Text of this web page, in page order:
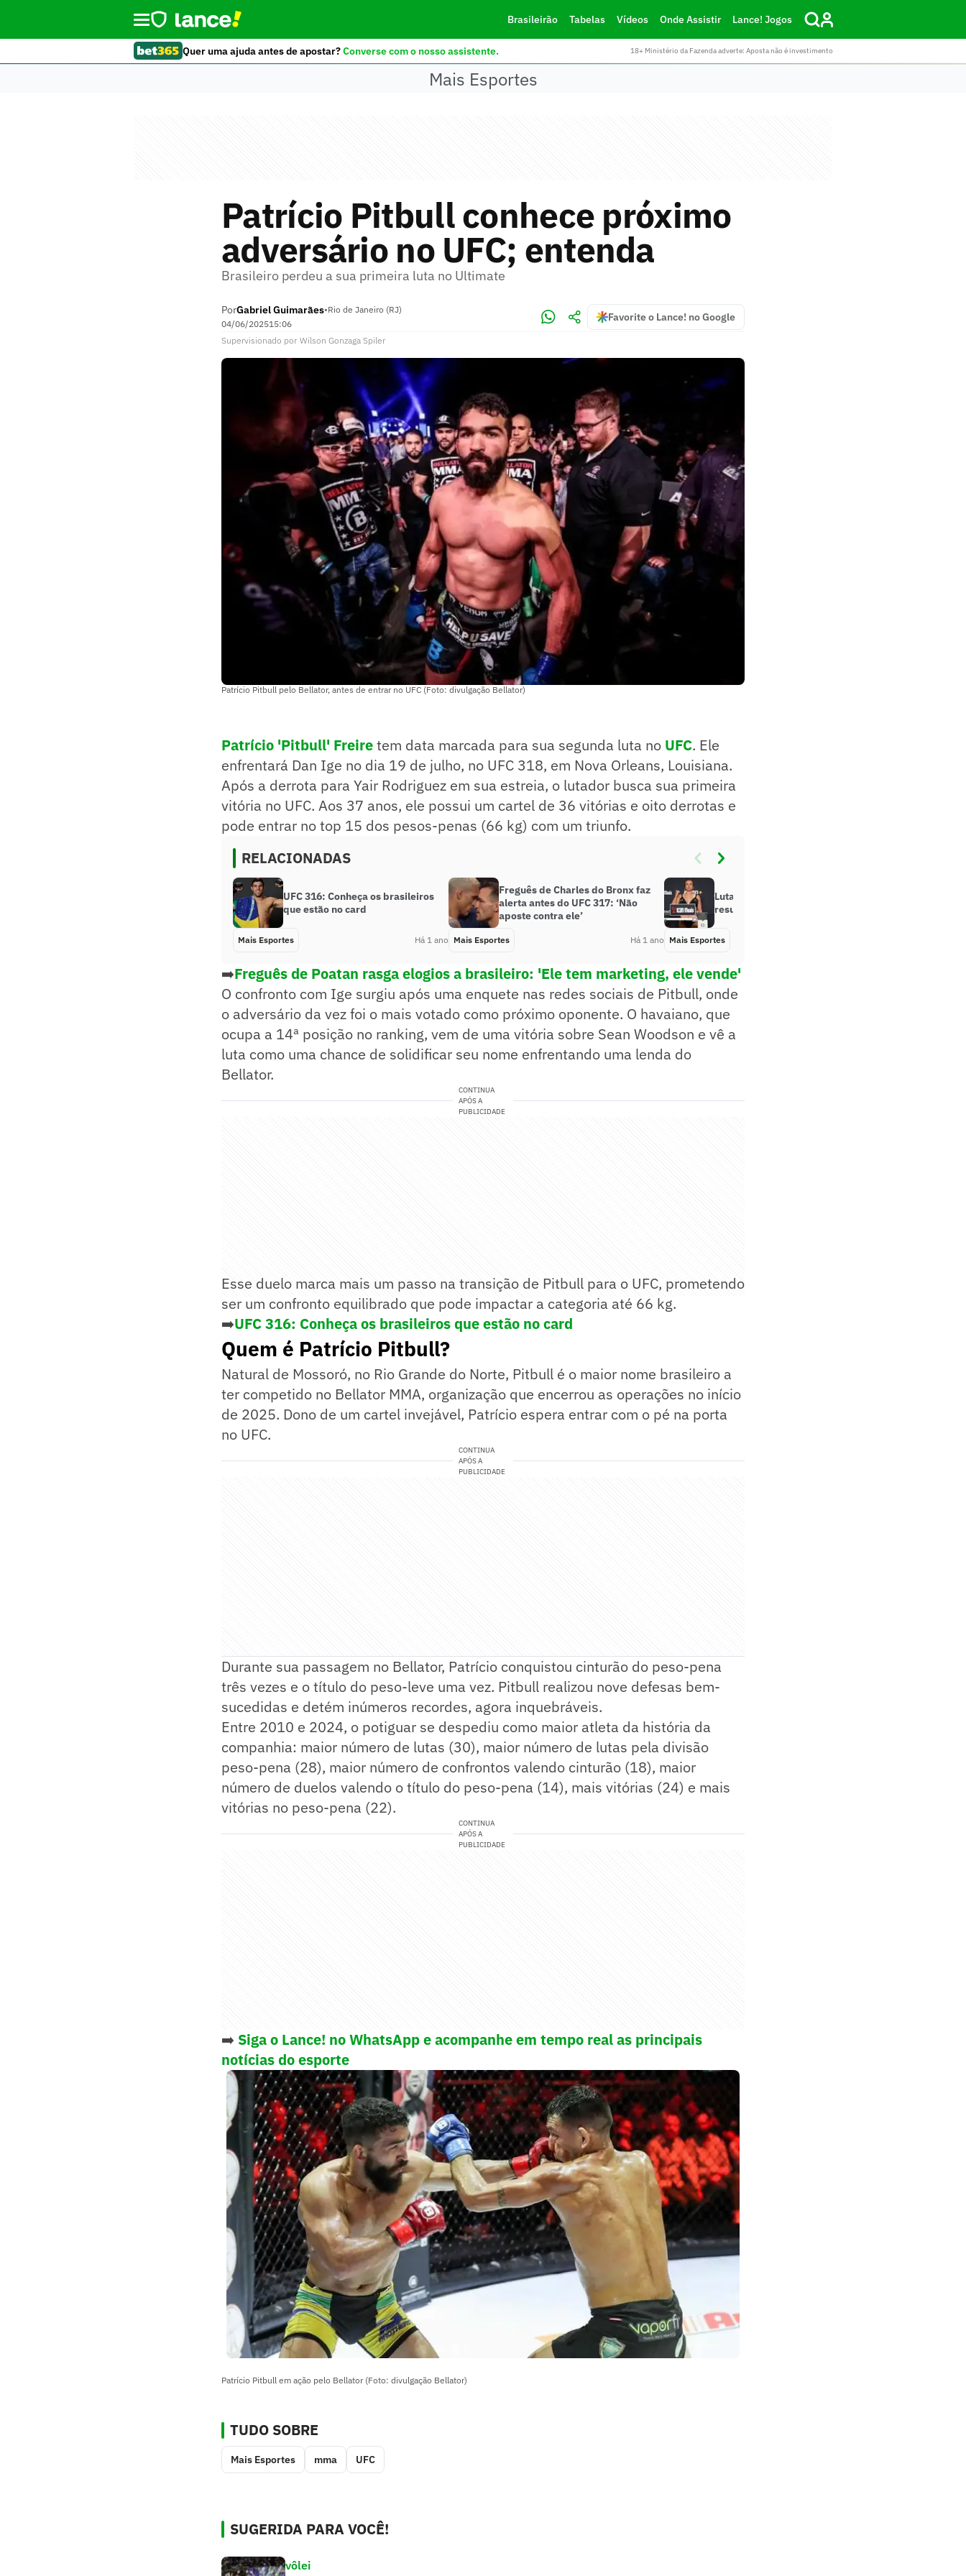
Brasileirão Tabelas Vídeos Onde Assistir Lance! Jogos
Quer uma ajuda antes de apostar?Converse com o nosso assistente. 18+ Ministério da Fazenda adverte: Aposta não é investimento
Mais Esportes
Patrício Pitbull conhece próximo
adversário no UFC; entenda
Brasileiro perdeu a sua primeira luta no Ultimate
PorGabriel Guimarães•Rio de Janeiro (RJ)
04/06/202515:06
Favorite o Lance! no Google
Supervisionado por Wilson Gonzaga Spiler
Patrício Pitbull pelo Bellator, antes de entrar no UFC (Foto: divulgação Bellator)
Patrício 'Pitbull' Freiretem data marcada para sua segunda luta no UFC. Ele
enfrentará Dan Ige no dia 19 de julho, no UFC 318, em Nova Orleans, Louisiana.
Após a derrota para Yair Rodriguez em sua estreia, o lutador busca sua primeira
vitória no UFC. Aos 37 anos, ele possui um cartel de 36 vitórias e oito derrotas e
pode entrar no top 15 dos pesos-penas (66 kg) com um triunfo.
RELACIONADAS
UFC 316: Conheça os brasileiros
que estão no card
Mais Esportes Há 1 ano
Freguês de Charles do Bronx faz
alerta antes do UFC 317: ‘Não
aposte contra ele’
Mais Esportes Há 1 ano
Luta principal é cancelada; veja
resultados do UFC Las Vegas 107
Mais Esportes
➡️Freguês de Poatan rasga elogios a brasileiro: 'Ele tem marketing, ele vende'
O confronto com Ige surgiu após uma enquete nas redes sociais de Pitbull, onde
o adversário da vez foi o mais votado como próximo oponente. O havaiano, que
ocupa a 14ª posição no ranking, vem de uma vitória sobre Sean Woodson e vê a
luta como uma chance de solidificar seu nome enfrentando uma lenda do
Bellator.
CONTINUA
APÓS A
PUBLICIDADE
Esse duelo marca mais um passo na transição de Pitbull para o UFC, prometendo
ser um confronto equilibrado que pode impactar a categoria até 66 kg.
➡️UFC 316: Conheça os brasileiros que estão no card
Quem é Patrício Pitbull?
Natural de Mossoró, no Rio Grande do Norte, Pitbull é o maior nome brasileiro a
ter competido no Bellator MMA, organização que encerrou as operações no início
de 2025. Dono de um cartel invejável, Patrício espera entrar com o pé na porta
no UFC.
CONTINUA
APÓS A
PUBLICIDADE
Durante sua passagem no Bellator, Patrício conquistou cinturão do peso-pena
três vezes e o título do peso-leve uma vez. Pitbull realizou nove defesas bem-
sucedidas e detém inúmeros recordes, agora inquebráveis.
Entre 2010 e 2024, o potiguar se despediu como maior atleta da história da
companhia: maior número de lutas (30), maior número de lutas pela divisão
peso-pena (28), maior número de confrontos valendo cinturão (18), maior
número de duelos valendo o título do peso-pena (14), mais vitórias (24) e mais
vitórias no peso-pena (22).
CONTINUA
APÓS A
PUBLICIDADE
➡️ Siga o Lance! no WhatsApp e acompanhe em tempo real as principais
notícias do esporte
Patrício Pitbull em ação pelo Bellator (Foto: divulgação Bellator)
TUDO SOBRE
Mais Esportes mma UFC
SUGERIDA PARA VOCÊ!
vôlei